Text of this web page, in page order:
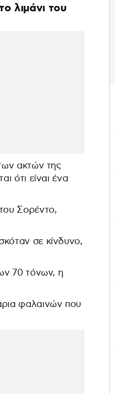
λιμάνι του
ακτών της
ότι είναι ένα
Σορέντο,
σε κίνδυνο,
70 τόνων, η
φαλαινών που